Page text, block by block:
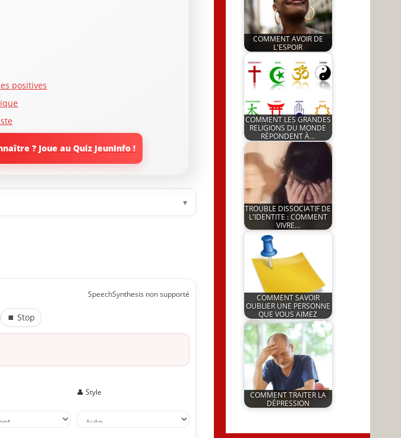
positives
conscience
? Joue au Quiz JeunInfo !
▾
SpeechSynthesis non supporté
⏹ Stop
👤 Style
5 July 2023
COMMENT AVOIR DE
L'ESPOIR
by
JeunInfo.J.l.
2 March 2023
COMMENT LES GRANDES
RELIGIONS DU MONDE
RÉPONDENT À…
by
JeunInfo.J.l.
19 May 2026
TROUBLE DISSOCIATIF DE
L'IDENTITE : COMMENT
VIVRE…
by
JeunInfo.J.l.
9 December 2024
COMMENT SAVOIR
OUBLIER UNE PERSONNE
QUE VOUS AIMEZ
by
JeunInfo.J.l.
COMMENT TRAITER LA
DÉPRESSION